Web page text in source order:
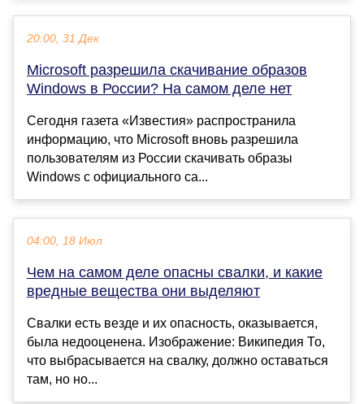
20:00, 31 Дек
Microsoft разрешила скачивание образов
Windows в России? На самом деле нет
Сегодня газета «Известия» распространила
информацию, что Microsoft вновь разрешила
пользователям из России скачивать образы
Windows с официального са...
04:00, 18 Июл
Чем на самом деле опасны свалки, и какие
вредные вещества они выделяют
Свалки есть везде и их опасность, оказывается,
была недооценена. Изображение: Википедия То,
что выбрасывается на свалку, должно оставаться
там, но но...